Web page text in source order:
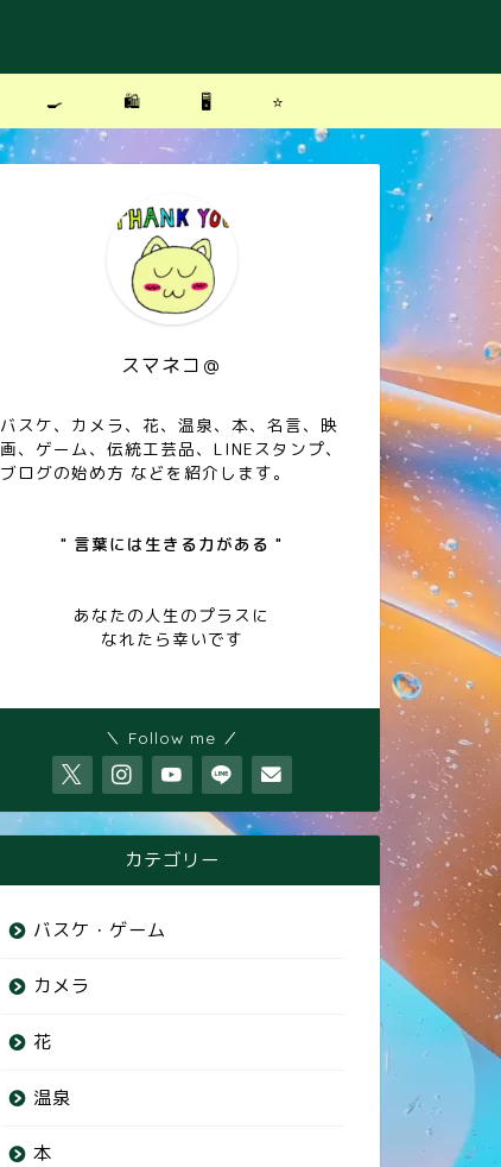
🍳 🛍 🖥 ⭐️
スマネコ＠
バスケ、カメラ、花、温泉、本、名言、映
画、ゲーム、伝統工芸品、LINEスタンプ、
ブログの始め方 などを紹介します。
" 言葉には生きる力がある "
あなたの人生のプラスに
なれたら幸いです
＼ Follow me ／
カテゴリー
バスケ・ゲーム
カメラ
花
温泉
本